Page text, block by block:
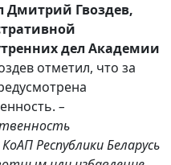
Дмитрий Гвоздев,
дел Академии
отметил, что за
–
Республики Беларусь